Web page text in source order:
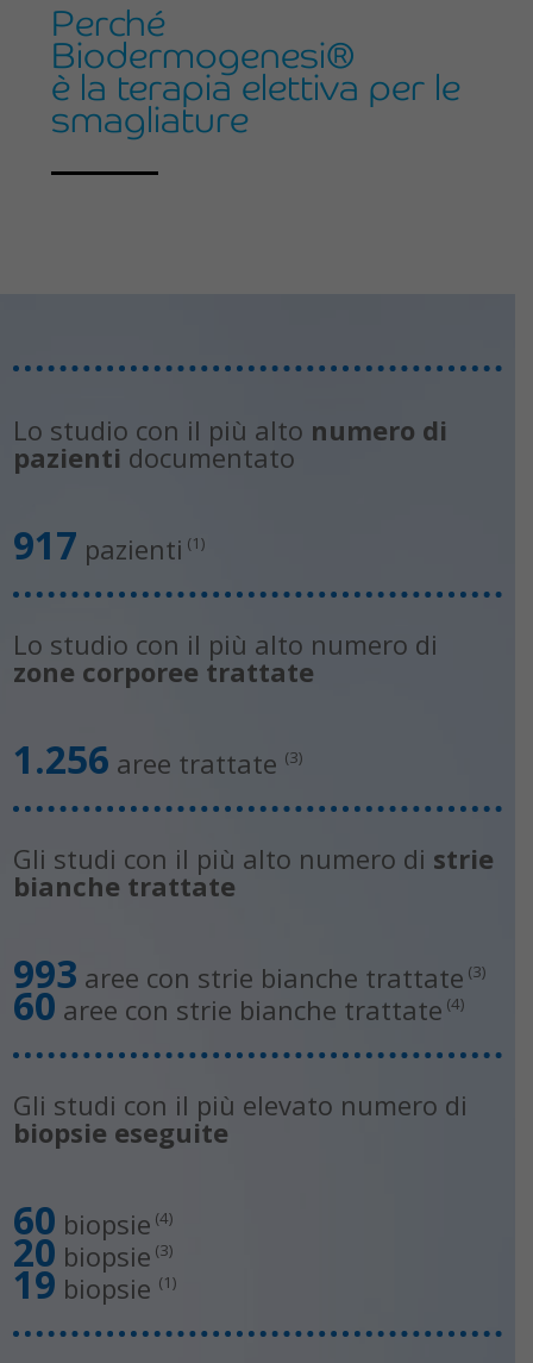
Perché
Biodermogenesi®
è la terapia elettiva per le
smagliature
Lo studio con il più alto numero di
pazienti documentato
917 pazienti (1)
Lo studio con il più alto numero di
zone corporee trattate
1.256 aree trattate (3)
Gli studi con il più alto numero di strie
bianche trattate
993 aree con strie bianche trattate (3)
60 aree con strie bianche trattate (4)
Gli studi con il più elevato numero di
biopsie eseguite
60 biopsie (4)
20 biopsie (3)
19 biopsie (1)